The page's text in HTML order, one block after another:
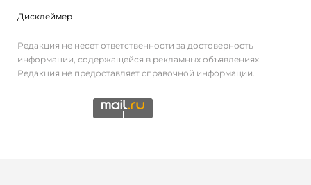
Дисклеймер
Редакция не несет ответственности за достоверность
информации, содержащейся в рекламных объявлениях.
Редакция не предоставляет справочной информации.